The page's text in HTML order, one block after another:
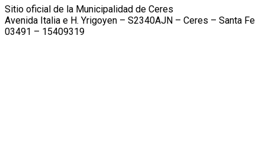
Sitio oficial de la Municipalidad de Ceres
Avenida Italia e H. Yrigoyen – S2340AJN – Ceres – Santa Fe
03491 – 15409319